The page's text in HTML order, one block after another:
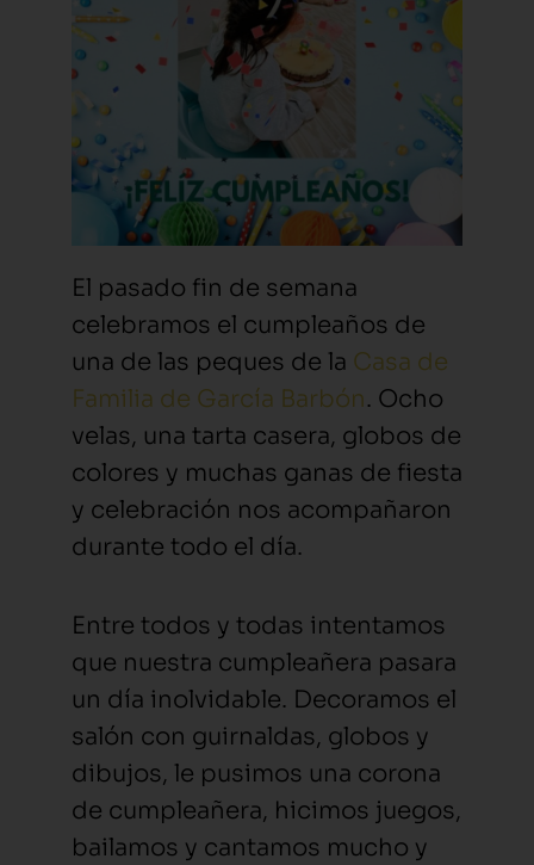
El pasado fin de semana
celebramos el cumpleaños de
una de las peques de la Casa de
Familia de García Barbón. Ocho
velas, una tarta casera, globos de
colores y muchas ganas de fiesta
y celebración nos acompañaron
durante todo el día.
Entre todos y todas intentamos
que nuestra cumpleañera pasara
un día inolvidable. Decoramos el
salón con guirnaldas, globos y
dibujos, le pusimos una corona
de cumpleañera, hicimos juegos,
bailamos y cantamos mucho y